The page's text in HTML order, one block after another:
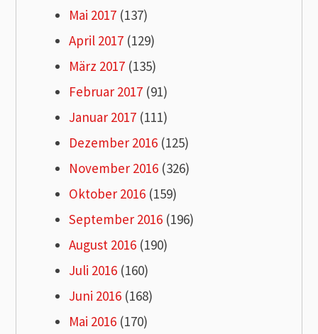
Mai 2017 (137)
April 2017 (129)
März 2017 (135)
Februar 2017 (91)
Januar 2017 (111)
Dezember 2016 (125)
November 2016 (326)
Oktober 2016 (159)
September 2016 (196)
August 2016 (190)
Juli 2016 (160)
Juni 2016 (168)
Mai 2016 (170)